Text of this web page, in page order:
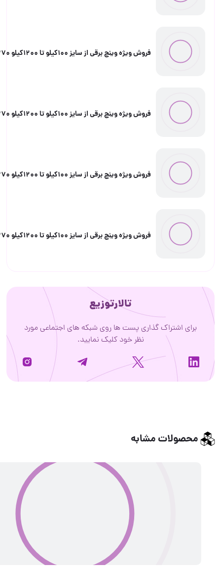
فروش ویژه وینچ برقی از سایز 100کیلو تا 1200کیلو 09058962370
فروش ویژه وینچ برقی از سایز 100کیلو تا 1200کیلو 09058962370
فروش ویژه وینچ برقی از سایز 100کیلو تا 1200کیلو 09058962370
فروش ویژه وینچ برقی از سایز 100کیلو تا 1200کیلو 09058962370
تالارتوزیع
گذاری پست ها روی شبکه های اجتماعی مورد
نظر خود کلیک نمایید.
مشابه